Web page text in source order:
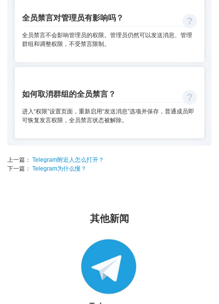
全员禁言对管理员有影响吗？
全员禁言不会影响管理员的权限。管理员仍然可以发送消息、管理
群组和调整权限，不受禁言限制。
如何取消群组的全员禁言？
进入“权限”设置页面，重新启用“发送消息”选项并保存，普通成员即
可恢复发言权限，全员禁言状态被解除。
上一篇： Telegram附近人怎么打开？
下一篇： Telegram为什么慢？
其他新闻